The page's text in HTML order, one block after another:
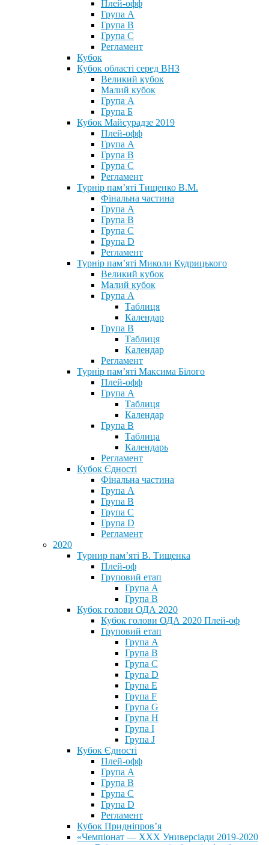
Плей-офф
Група А
Група В
Група С
Регламент
Кубок
Кубок області серед ВНЗ
Великий кубок
Малий кубок
Група А
Група Б
Кубок Майсурадзе 2019
Плей-офф
Група А
Група В
Група С
Регламент
Турнір пам’яті Тищенко В.М.
Фінальна частина
Група А
Група В
Група С
Група D
Регламент
Турнір пам’яті Миколи Кудрицького
Великий кубок
Малий кубок
Група А
Таблиця
Календар
Група В
Таблиця
Календар
Регламент
Турнір пам’яті Максима Білого
Плей-офф
Група А
Таблиця
Календар
Група В
Таблица
Календарь
Регламент
Кубок Єдності
Фінальна частина
Група А
Група В
Група С
Група D
Регламент
2020
Турнир пам’яті В. Тищенка
Плей-оф
Груповий етап
Група А
Група В
Кубок голови ОДА 2020
Кубок голови ОДА 2020 Плей-оф
Груповий етап
Група A
Група B
Група C
Група D
Група E
Група F
Група G
Група H
Група I
Група J
Кубок Єдності
Плей-офф
Група А
Група В
Група С
Група D
Регламент
Кубок Придніпров’я
«Чемпіонат — ХХХ Универсіади 2019-2020